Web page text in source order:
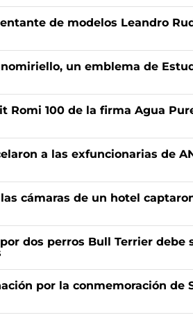
de modelos Leandro
un emblema de
Romi 100 de la firma Agua
a las exfuncionarias de
cámaras de un hotel
dos perros Bull Terrier debe
por la conmemoración de